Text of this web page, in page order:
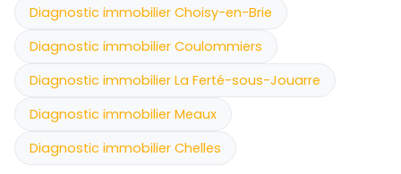
Diagnostic immobilier Choisy-en-Brie
Diagnostic immobilier Coulommiers
Diagnostic immobilier La Ferté-sous-Jouarre
Diagnostic immobilier Meaux
Diagnostic immobilier Chelles